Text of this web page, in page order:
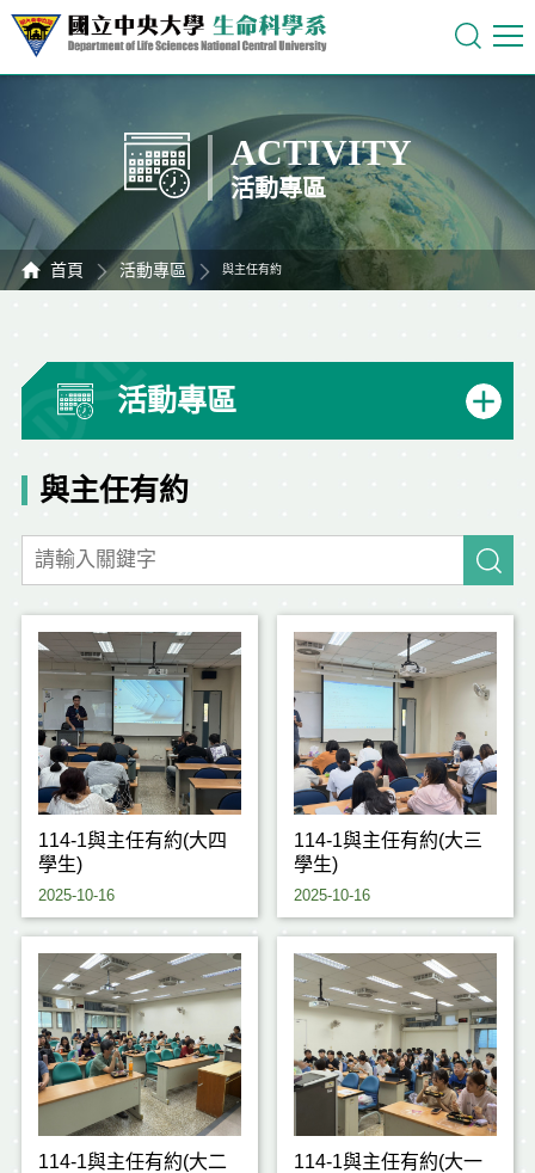
ACTIVITY
活動專區
首頁 活動專區 與主任有約
活動專區
與主任有約
114-1與主任有約(大四
學生)
2025-10-16
114-1與主任有約(大三
學生)
2025-10-16
114-1與主任有約(大二
114-1與主任有約(大一